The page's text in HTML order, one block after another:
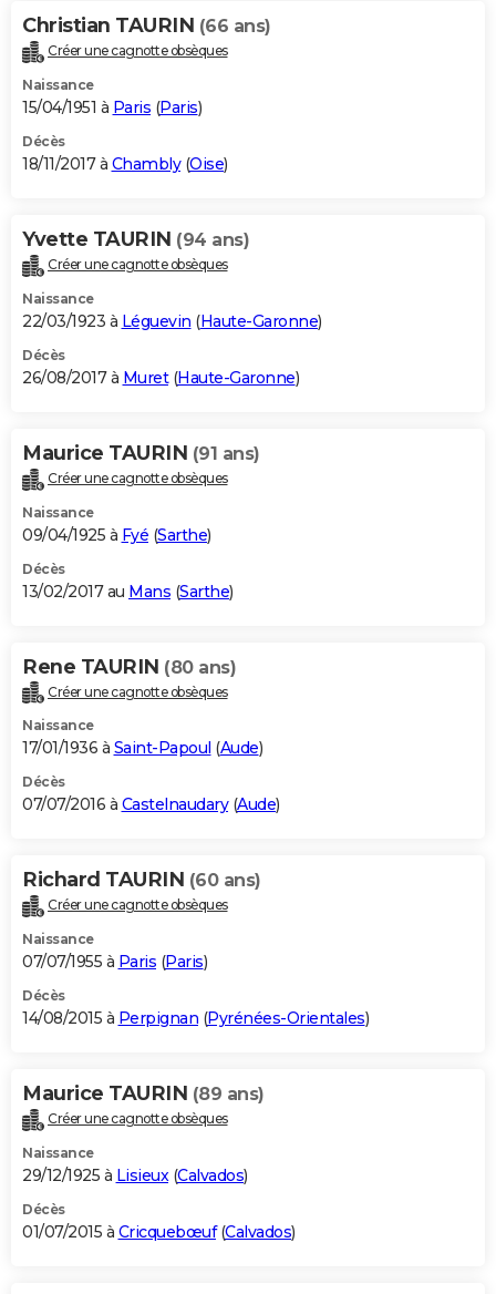
Christian TAURIN (66 ans)
Créer une cagnotte obsèques
Naissance
15/04/1951 à Paris (Paris)
Décès
18/11/2017 à Chambly(Oise)
Yvette TAURIN (94 ans)
Créer une cagnotte obsèques
Naissance
22/03/1923 à Léguevin (Haute-Garonne)
Décès
26/08/2017 à Muret(Haute-Garonne)
Maurice TAURIN (91 ans)
Créer une cagnotte obsèques
Naissance
09/04/1925 à Fyé (Sarthe)
Décès
13/02/2017 au Mans (Sarthe)
Rene TAURIN (80 ans)
Créer une cagnotte obsèques
Naissance
17/01/1936 à Saint-Papoul (Aude)
Décès
07/07/2016 à Castelnaudary(Aude)
Richard TAURIN (60 ans)
Créer une cagnotte obsèques
Naissance
07/07/1955 à Paris (Paris)
Décès
14/08/2015 à Perpignan (Pyrénées-Orientales)
Maurice TAURIN (89 ans)
Créer une cagnotte obsèques
Naissance
29/12/1925 à Lisieux(Calvados)
Décès
01/07/2015 à Cricquebœuf(Calvados)